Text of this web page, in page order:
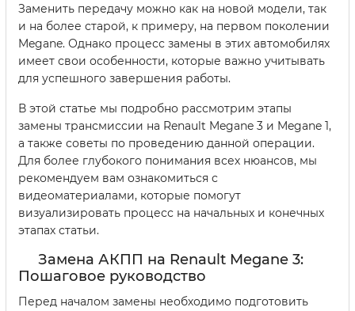
Заменить передачу можно как на новой модели, так
и на более старой, к примеру, на первом поколении
Megane. Однако процесс замены в этих автомобилях
имеет свои особенности, которые важно учитывать
для успешного завершения работы.
В этой статье мы подробно рассмотрим этапы
замены трансмиссии на Renault Megane 3 и Megane 1,
а также советы по проведению данной операции.
Для более глубокого понимания всех нюансов, мы
рекомендуем вам ознакомиться с
видеоматериалами, которые помогут
визуализировать процесс на начальных и конечных
этапах статьи.
Замена АКПП на Renault Megane 3:
Пошаговое руководство
Перед началом замены необходимо подготовить